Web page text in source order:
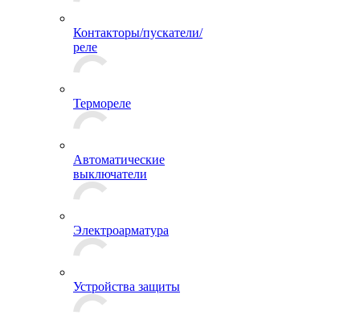
Контакторы/пускатели/
реле
Термореле
Автоматические
выключатели
Электроарматура
Устройства защиты